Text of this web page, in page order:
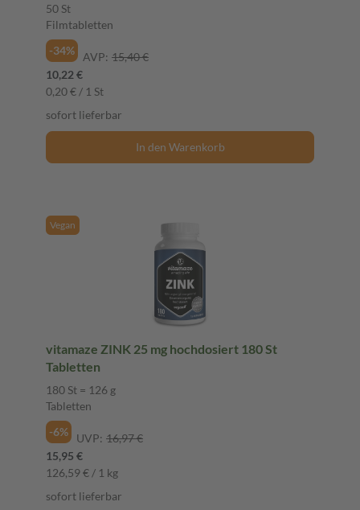
50 St
Filmtabletten
-34%
AVP: 15,40 €
10,22 €
0,20 € / 1 St
sofort lieferbar
In den Warenkorb
Vegan
vitamaze ZINK 25 mg hochdosiert 180 St
Tabletten
180 St = 126 g
Tabletten
-6%
UVP: 16,97 €
15,95 €
126,59 € / 1 kg
sofort lieferbar